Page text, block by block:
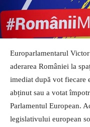
Europarlamentarul
aderarea României la
imediat după vot fiecare
abținut sau a votat
Parlamentul European.
legislativului european